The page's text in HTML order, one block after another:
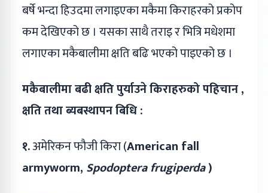
बर्षे भन्दा हिउदमा लगाइएका मकैमा किराहरको प्रकोप
कम देखिएको छ । यसका साथै तराइ र भित्रि मधेशमा
लगाएका मकैबालीमा क्षति बढि भएको पाइएको छ ।
मकैबालीमा बढी क्षति पुर्याउने किराहरुको पहिचान ,
क्षति तथा ब्यबस्थापन बिधि :
१.अमेरिकन फौजी किरा (American fall
armyworm, Spodoptera frugiperda)